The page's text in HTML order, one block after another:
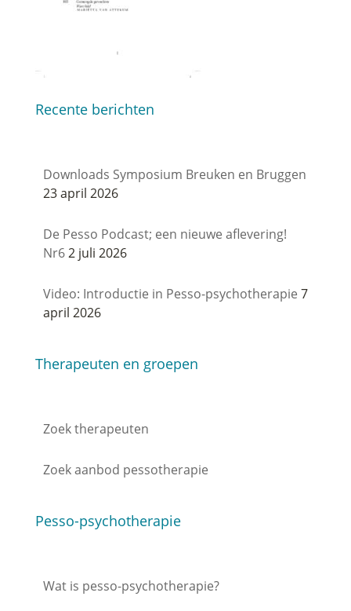
Recente berichten
Downloads Symposium Breuken en Bruggen
23 april 2026
De Pesso Podcast; een nieuwe aflevering!
Nr62 juli 2026
Video: Introductie in Pesso-psychotherapie 7
april 2026
Therapeuten en groepen
Zoek therapeuten
Zoek aanbod pessotherapie
Pesso-psychotherapie
Wat is pesso-psychotherapie?